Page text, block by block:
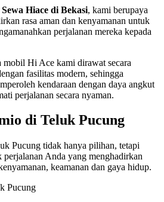
Sewa Hiace di Bekasi, kami berupaya
rasa aman dan kenyamanan untuk
perjalanan mereka kepada
mobil Hi Ace kami dirawat secara
fasilitas modern, sehingga
kendaraan dengan daya angkut
perjalanan secara nyaman.
di Teluk Pucung
Pucung tidak hanya pilihan, tetapi
Anda yang menghadirkan
keamanan dan gaya hidup.